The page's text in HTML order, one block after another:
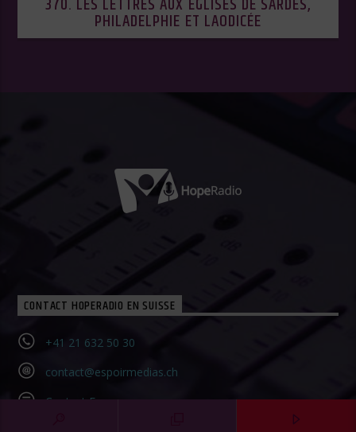
PHILADELPHIE ET LAODICÉE
CONTACT HOPERADIO EN SUISSE
+41 21 632 50 30‬
contact@espoirmedias.ch
Contact Form